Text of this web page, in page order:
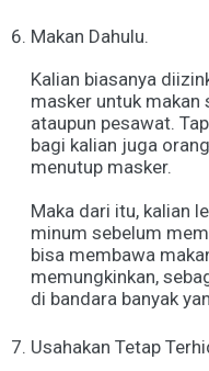
Makan Dahulu.
Kalian biasanya
masker untuk
ataupun pesawat.
bagi kalian juga
menutup masker.
Maka dari itu, kalian
minum sebelum
bisa membawa
memungkinkan,
di bandara banyak
Usahakan Tetap